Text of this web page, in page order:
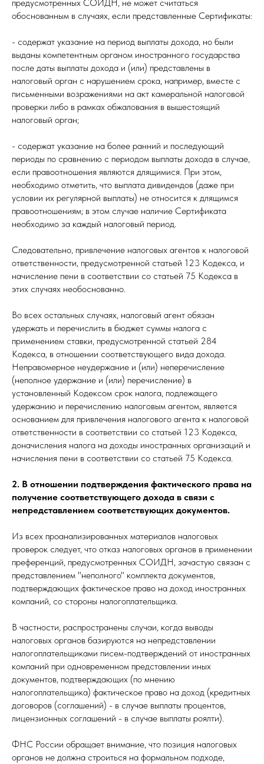
предусмотренных СОИДН, не может считаться
обоснованным в случаях, если представленные Сертификаты:
- содержат указание на период выплаты дохода, но были
выданы компетентным органом иностранного государства
после даты выплаты дохода и (или) представлены в
налоговый орган с нарушением срока, например, вместе с
письменными возражениями на акт камеральной налоговой
проверки либо в рамках обжалования в вышестоящий
налоговый орган;
- содержат указание на более ранний и последующий
периоды по сравнению с периодом выплаты дохода в случае,
если правоотношения являются длящимися. При этом,
необходимо отметить, что выплата дивидендов (даже при
условии их регулярной выплаты) не относится к длящимся
правоотношениям; в этом случае наличие Сертификата
необходимо за каждый налоговый период.
Следовательно, привлечение налоговых агентов к налоговой
ответственности, предусмотренной статьей 123 Кодекса, и
начисление пени в соответствии со статьей 75 Кодекса в
этих случаях необоснованно.
Во всех остальных случаях, налоговый агент обязан
удержать и перечислить в бюджет суммы налога с
применением ставки, предусмотренной статьей 284
Кодекса, в отношении соответствующего вида дохода.
Неправомерное неудержание и (или) неперечисление
(неполное удержание и (или) перечисление) в
установленный Кодексом срок налога, подлежащего
удержанию и перечислению налоговым агентом, является
основанием для привлечения налогового агента к налоговой
ответственности в соответствии со статьей 123 Кодекса,
доначисления налога на доходы иностранных организаций и
начисления пени в соответствии со статьей 75 Кодекса.
2. В отношении подтверждения фактического права на
получение соответствующего дохода в связи с
непредставлением соответствующих документов.
Из всех проанализированных материалов налоговых
проверок следует, что отказ налоговых органов в применении
преференций, предусмотренных СОИДН, зачастую связан с
представлением "неполного" комплекта документов,
подтверждающих фактическое право на доход иностранных
компаний, со стороны налогоплательщика.
В частности, распространены случаи, когда выводы
налоговых органов базируются на непредставлении
налогоплательщиками писем-подтверждений от иностранных
компаний при одновременном представлении иных
документов, подтверждающих (по мнению
налогоплательщика) фактическое право на доход (кредитных
договоров (соглашений) - в случае выплаты процентов,
лицензионных соглашений - в случае выплаты роялти).
ФНС России обращает внимание, что позиция налоговых
органов не должна строиться на формальном подходе,